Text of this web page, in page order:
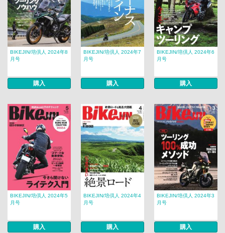
BIKEJIN/培倶人 2024年8
月号
購入
BIKEJIN/培倶人 2024年7
月号
購入
BIKEJIN/培倶人 2024年6
月号
購入
BIKEJIN/培倶人 2024年5
月号
購入
BIKEJIN/培倶人 2024年4
月号
購入
BIKEJIN/培倶人 2024年3
月号
購入